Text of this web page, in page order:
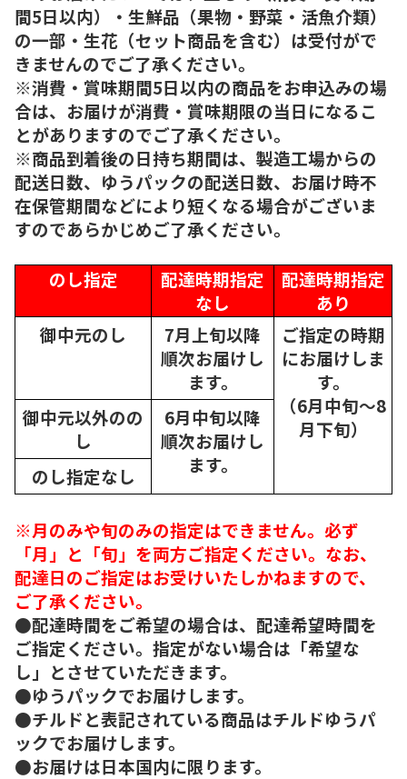
間5日以内）・生鮮品（果物・野菜・活魚介類）
の一部・生花（セット商品を含む）は受付がで
きませんのでご了承ください。
※消費・賞味期間5日以内の商品をお申込みの場
合は、お届けが消費・賞味期限の当日になるこ
とがありますのでご了承ください。
※商品到着後の日持ち期間は、製造工場からの
配送日数、ゆうパックの配送日数、お届け時不
在保管期間などにより短くなる場合がございま
すのであらかじめご了承ください。
のし指定
配達時期指定
なし
配達時期指定
あり
御中元のし
7月上旬以降
順次お届けし
ます。
ご指定の時期
にお届けしま
す。
（6月中旬～8
月下旬）
御中元以外のの
し
6月中旬以降
順次お届けし
ます。
のし指定なし
※月のみや旬のみの指定はできません。必ず
「月」と「旬」を両方ご指定ください。なお、
配達日のご指定はお受けいたしかねますので、
ご了承ください。
●配達時間をご希望の場合は、配達希望時間を
ご指定ください。指定がない場合は「希望な
し」とさせていただきます。
●ゆうパックでお届けします。
●チルドと表記されている商品はチルドゆうパ
ックでお届けします。
●お届けは日本国内に限ります。